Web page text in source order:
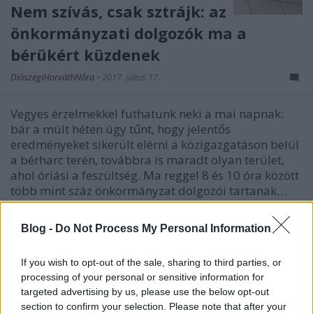
Blog - Do Not Process My Personal Information
If you wish to opt-out of the sale, sharing to third parties, or
processing of your personal or sensitive information for
targeted advertising by us, please use the below opt-out
section to confirm your selection. Please note that after your
Nem szívás, csak sztrájk: az
önkormányzati dolgozók ma a
bérükért küzdenek
DiószegiHorváthNóra • 2017. július 17.
Vegyes érzelmekkel futhatunk neki a mai napnak:
bár a múlt héten úgy tűnt, hogy jelentős
eredményeket sikerült elérni a közigazgatáson belül
a bérharc terén, továbbra is maradt olyan terület,
ahol óriási a feszültség. Ma reggel 8 és 10 óra között
több mint száz önkormányzat dolgozói tartanak…